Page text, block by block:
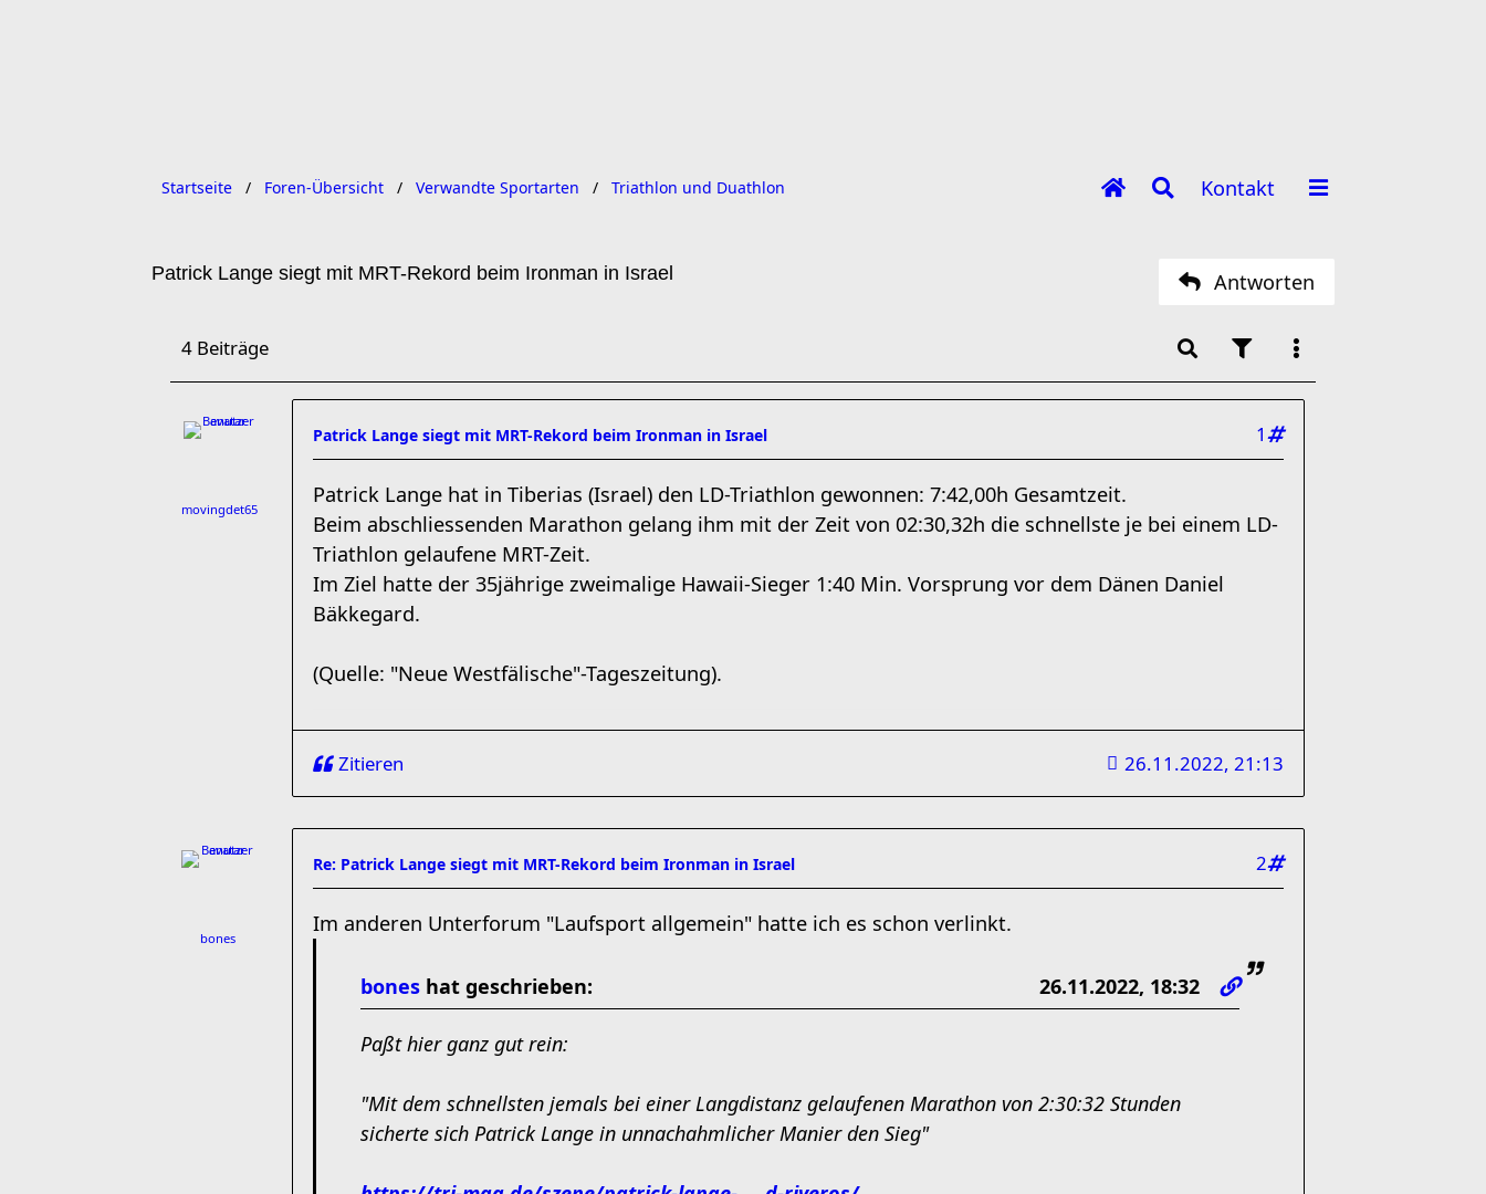
Kontakt
Startseite Foren-Übersicht Verwandte Sportarten Triathlon und Duathlon
Patrick Lange siegt mit MRT-Rekord beim Ironman in Israel Antworten
4 Beiträge
movingdet65
Patrick Lange siegt mit MRT-Rekord beim Ironman in Israel 1
Patrick Lange hat in Tiberias (Israel) den LD-Triathlon gewonnen: 7:42,00h Gesamtzeit.
Beim abschliessenden Marathon gelang ihm mit der Zeit von 02:30,32h die schnellste je bei einem LD-
Triathlon gelaufene MRT-Zeit.
Im Ziel hatte der 35jährige zweimalige Hawaii-Sieger 1:40 Min. Vorsprung vor dem Dänen Daniel
Bäkkegard.
(Quelle: "Neue Westfälische"-Tageszeitung).
Zitieren 26.11.2022, 21:13
bones
Re: Patrick Lange siegt mit MRT-Rekord beim Ironman in Israel 2
Im anderen Unterforum "Laufsport allgemein" hatte ich es schon verlinkt.
bones hat geschrieben: 26.11.2022, 18:32
Paßt hier ganz gut rein:
"Mit dem schnellsten jemals bei einer Langdistanz gelaufenen Marathon von 2:30:32 Stunden
sicherte sich Patrick Lange in unnachahmlicher Manier den Sieg"